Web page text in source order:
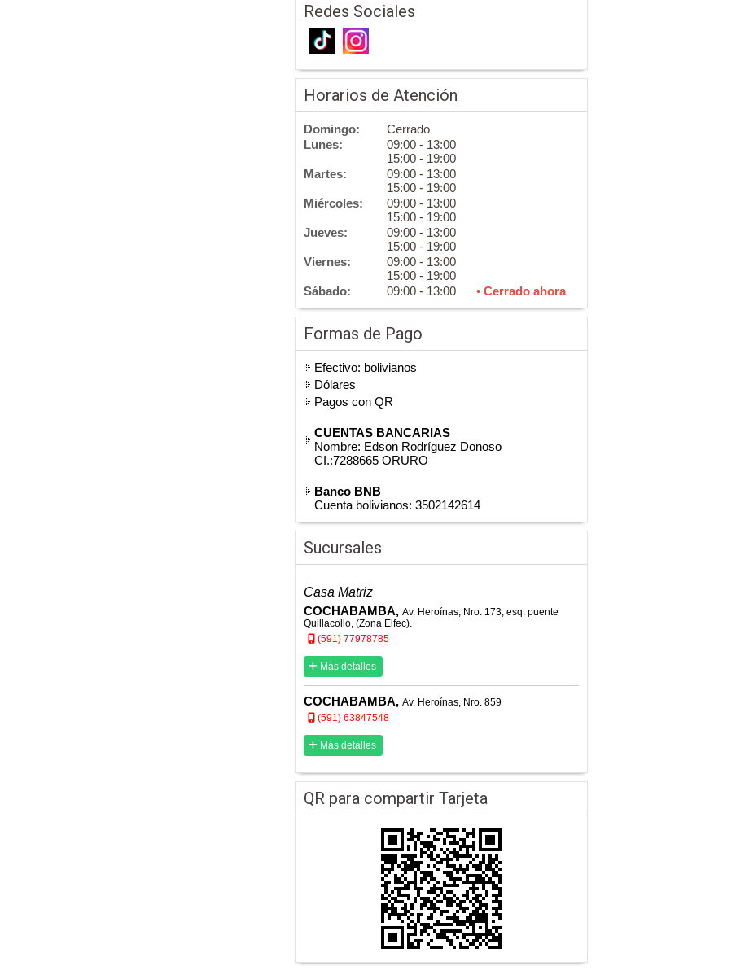
Redes Sociales
Horarios de Atención
Domingo:
Cerrado
Lunes:
09:00 - 13:00
15:00 - 19:00
Martes:
09:00 - 13:00
15:00 - 19:00
Miércoles:
09:00 - 13:00
15:00 - 19:00
Jueves:
09:00 - 13:00
15:00 - 19:00
Viernes:
09:00 - 13:00
15:00 - 19:00
Sábado:
09:00 - 13:00 • Cerrado ahora
Formas de Pago
Efectivo: bolivianos
Dólares
Pagos con QR
CUENTAS BANCARIAS
Nombre: Edson Rodríguez Donoso
CI.:7288665 ORURO
Banco BNB
Cuenta bolivianos: 3502142614
Sucursales
Casa Matriz
COCHABAMBA, Av. Heroínas, Nro. 173, esq. puente
Quillacollo, (Zona Elfec).
(591) 77978785
Más detalles
COCHABAMBA, Av. Heroínas, Nro. 859
(591) 63847548
Más detalles
QR para compartir Tarjeta